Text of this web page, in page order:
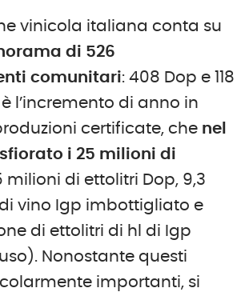
vinicola italiana conta su
di 526
comunitari: 408 Dop e 118
è l’incremento di anno in
certificate, che nel
sfiorato i 25 milioni di
milioni di ettolitri Dop, 9,3
vino Igp imbottigliato e
di ettolitri di hl di Igp
Nonostante questi
importanti, si